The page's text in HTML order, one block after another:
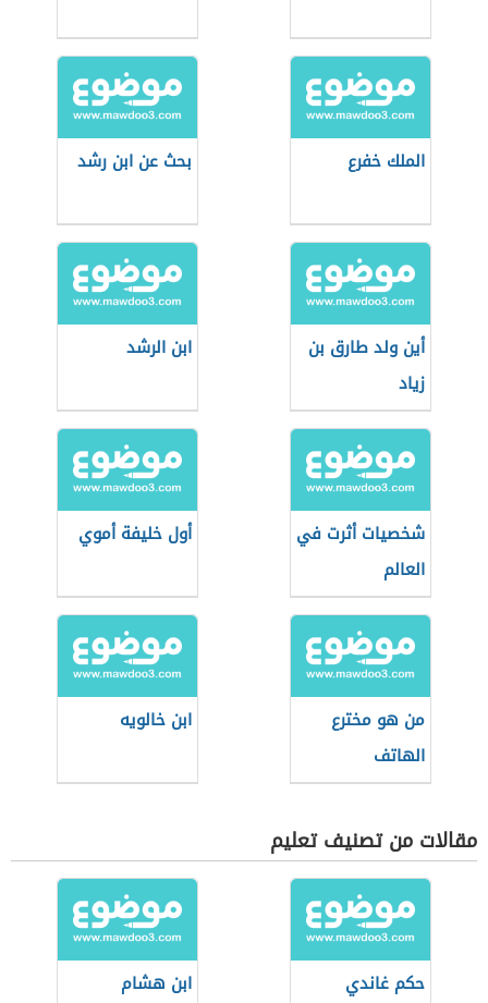
الملك خفرع بحث عن ابن رشد
أين ولد طارق بن
زياد
ابن الرشد
شخصيات أثرت في
العالم
أول خليفة أموي
من هو مخترع
الهاتف
ابن خالويه
مقالات من تصنيف تعليم
حكم غاندي
ابن هشام